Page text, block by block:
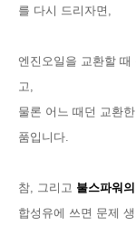
를 다시 드리자면,
엔진오일을 교환할
고,
물론 어느 때던 교환
품입니다.
참, 그리고 불스파워
합성유에 쓰면 문제